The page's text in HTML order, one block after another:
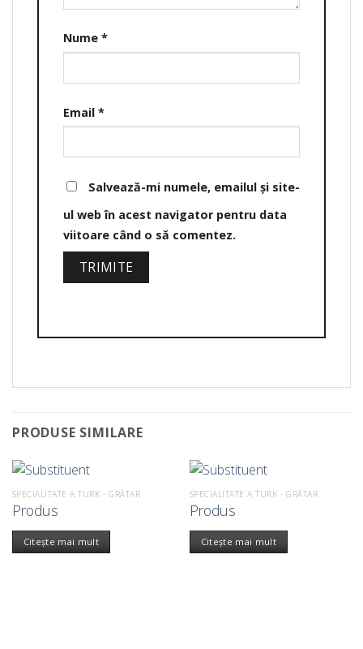
Nume *
Email *
Salvează-mi numele, emailul și site-
ul web în acest navigator pentru data
viitoare când o să comentez.
PRODUSE SIMILARE
SPECIALITATE A TURK - GRĂTAR
Produs
Citește mai mult
SPECIALITATE A TURK - GRĂTAR
Produs
Citește mai mult